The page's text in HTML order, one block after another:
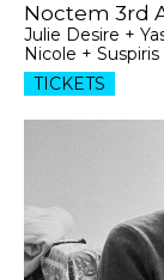
Noctem 3rd
Julie Desire +
Nicole +
TICKETS